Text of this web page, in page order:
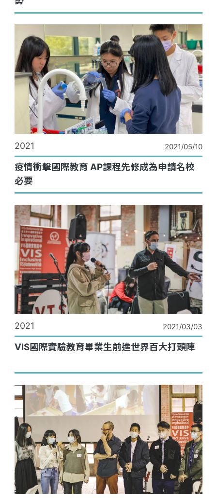
2021 2021/05/10
疫情衝擊國際教育 AP課程先修成為申請名校
必要
2021 2021/03/03
VIS國際實驗教育畢業生前進世界百大打頭陣